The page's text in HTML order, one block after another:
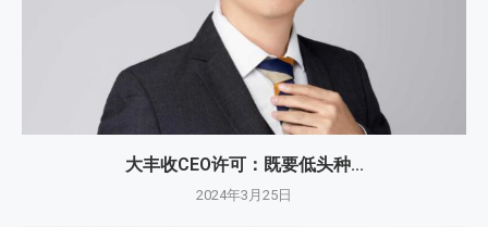
大丰收CEO许可：既要低头种...
2024年3月25日